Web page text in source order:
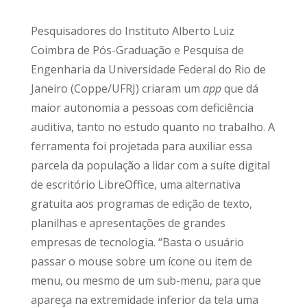
Pesquisadores do Instituto Alberto Luiz
Coimbra de Pós-Graduação e Pesquisa de
Engenharia da Universidade Federal do Rio de
Janeiro (Coppe/UFRJ) criaram um appque dá
maior autonomia a pessoas com deficiência
auditiva, tanto no estudo quanto no trabalho. A
ferramenta foi projetada para auxiliar essa
parcela da população a lidar com a suíte digital
de escritório LibreOffice, uma alternativa
gratuita aos programas de edição de texto,
planilhas e apresentações de grandes
empresas de tecnologia. “Basta o usuário
passar o mouse sobre um ícone ou item de
menu, ou mesmo de um sub-menu, para que
apareça na extremidade inferior da tela uma